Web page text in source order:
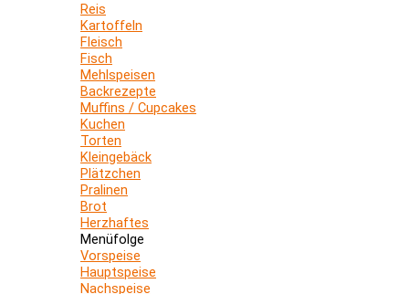
Reis
Kartoffeln
Fleisch
Fisch
Mehlspeisen
Backrezepte
Muffins / Cupcakes
Kuchen
Torten
Kleingebäck
Plätzchen
Pralinen
Brot
Herzhaftes
Menüfolge
Vorspeise
Hauptspeise
Nachspeise